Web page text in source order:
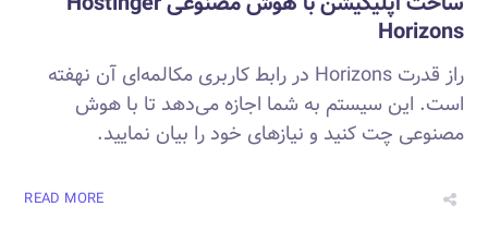
Horizons
راز قدرت Horizons در رابط کاربری مکالمه‌ای آن نهفته
است. این سیستم به شما اجازه می‌دهد تا با هوش
مصنوعی چت کنید و نیازهای خود را بیان نمایید.
READ MORE